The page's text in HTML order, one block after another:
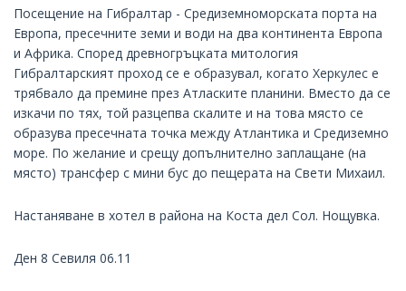
Посещение на Гибралтар - Средиземноморската порта на
Европа, пресечните земи и води на два континента Европа
и Африка. Според древногръцката митология
Гибралтарският проход се е образувал, когато Херкулес е
трябвало да премине през Атласките планини. Вместо да се
изкачи по тях, той разцепва скалите и на това място се
образува пресечната точка между Атлантика и Средиземно
море. По желание и срещу допълнително заплащане (на
място) трансфер с мини бус до пещерата на Свети Михаил.
Настаняване в хотел в района на Коста дел Сол. Нощувка.
Ден 8 Севиля 06.11